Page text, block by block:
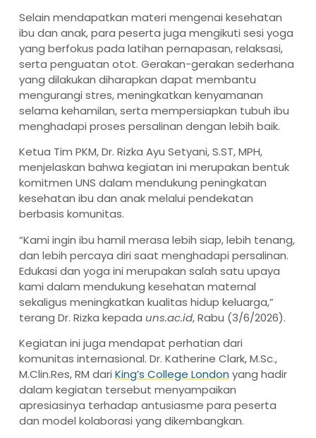
Selain mendapatkan materi mengenai kesehatan
ibu dan anak, para peserta juga mengikuti sesi yoga
yang berfokus pada latihan pernapasan, relaksasi,
serta penguatan otot. Gerakan-gerakan sederhana
yang dilakukan diharapkan dapat membantu
mengurangi stres, meningkatkan kenyamanan
selama kehamilan, serta mempersiapkan tubuh ibu
menghadapi proses persalinan dengan lebih baik.
Ketua Tim PKM, Dr. Rizka Ayu Setyani, S.ST, MPH,
menjelaskan bahwa kegiatan ini merupakan bentuk
komitmen UNS dalam mendukung peningkatan
kesehatan ibu dan anak melalui pendekatan
berbasis komunitas.
“Kami ingin ibu hamil merasa lebih siap, lebih tenang,
dan lebih percaya diri saat menghadapi persalinan.
Edukasi dan yoga ini merupakan salah satu upaya
kami dalam mendukung kesehatan maternal
sekaligus meningkatkan kualitas hidup keluarga,”
terang Dr. Rizka kepada uns.ac.id, Rabu (3/6/2026).
Kegiatan ini juga mendapat perhatian dari
komunitas internasional. Dr. Katherine Clark, M.Sc.,
M.Clin.Res, RM dari King’s College London yang hadir
dalam kegiatan tersebut menyampaikan
apresiasinya terhadap antusiasme para peserta
dan model kolaborasi yang dikembangkan.